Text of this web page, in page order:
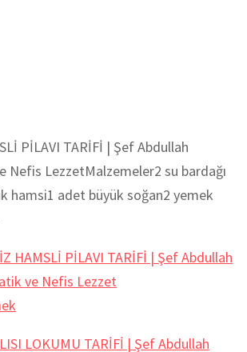
PİLAVI TARİFİ | Şef Abdullah
Nefis LezzetMalzemeler2 su bardağı
hamsi1 adet büyük soğan2 yemek
HAMSLİ PİLAVI TARİFİ | Şef Abdullah
ve Nefis Lezzet